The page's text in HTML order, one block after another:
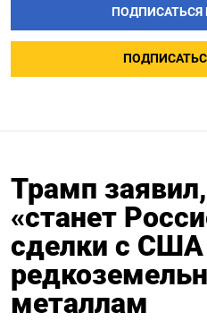
ПОДПИСАТЬСЯ
Трамп
«станет
сделки с США
металлам